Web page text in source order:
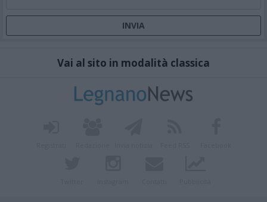
Vai al sito in modalità classica